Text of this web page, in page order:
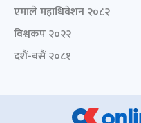
एमाले महाधिवेशन २०८२
विश्वकप २०२२
दशैं-बसैं २०८१